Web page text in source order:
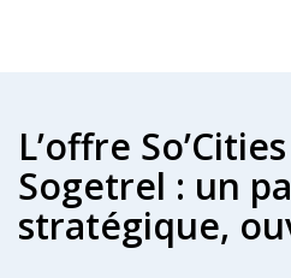
L’offre
Sogetrel : un
stratégique,